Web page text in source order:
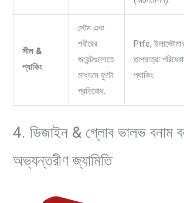
সীল &
প্যাকিং
স্টেম এবং
শরীরের
জয়েন্টগুলোতে
মাধ্যমে ফুটো
প্রতিরোধ.
Ptfe,
তাপমাত্রা
প্যাকিং.
4. ডিজাইন & গ্লোব ভালভ বনাম
অভ্যন্তরীণ জ্যামিতি